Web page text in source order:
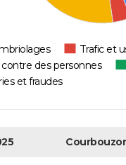
Trafic et
des personnes
et fraudes